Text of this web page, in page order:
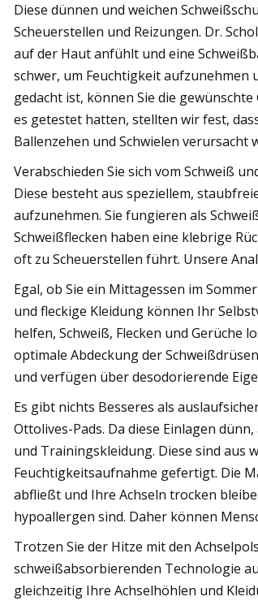
Diese dünnen und weichen
Scheuerstellen und Reizungen. Dr.
auf der Haut anfühlt und eine
schwer, um Feuchtigkeit aufzunehmen
gedacht ist, können Sie die
es getestet hatten, stellten wir fest,
Ballenzehen und Schwielen verursacht
Verabschieden Sie sich vom Schweiß
Diese besteht aus speziellem,
aufzunehmen. Sie fungieren als
Schweißflecken haben eine klebrige
oft zu Scheuerstellen führt. Unsere
Egal, ob Sie ein Mittagessen im
und fleckige Kleidung können Ihr
helfen, Schweiß, Flecken und Gerüche
optimale Abdeckung der
und verfügen über desodorierende
Es gibt nichts Besseres als
Ottolives-Pads. Da diese Einlagen
und Trainingskleidung. Diese sind aus
Feuchtigkeitsaufnahme gefertigt. Die
abfließt und Ihre Achseln trocken
hypoallergen sind. Daher können
Trotzen Sie der Hitze mit den
schweißabsorbierenden Technologie
gleichzeitig Ihre Achselhöhlen und